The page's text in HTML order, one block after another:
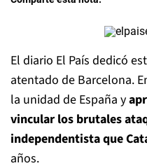
El diario El País dedicó
atentado de Barcelona.
la unidad de España y
vincular los brutales
independentista que
años.